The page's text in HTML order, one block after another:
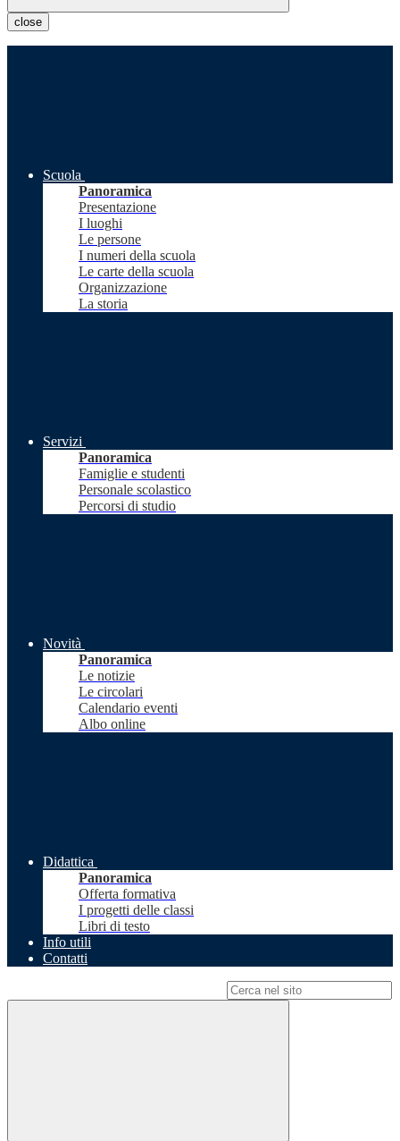
close
Scuola
Panoramica
Presentazione
I luoghi
Le persone
I numeri della scuola
Le carte della scuola
Organizzazione
La storia
Servizi
Panoramica
Famiglie e studenti
Personale scolastico
Percorsi di studio
Novità
Panoramica
Le notizie
Le circolari
Calendario eventi
Albo online
Didattica
Panoramica
Offerta formativa
I progetti delle classi
Libri di testo
Info utili
Contatti